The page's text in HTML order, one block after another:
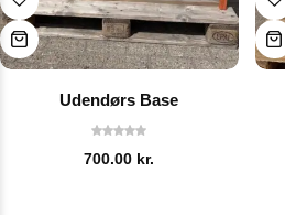
Udendørs Base
700.00 kr.